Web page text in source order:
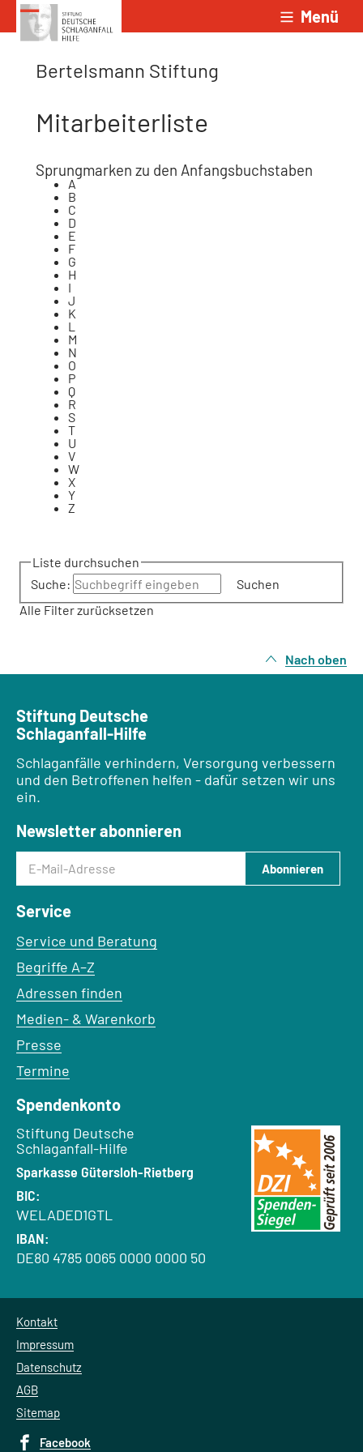
Zum Inhalt springen Menü
Bertelsmann Stiftung
Mitarbeiterliste
Sprungmarken zu den Anfangsbuchstaben
A
B
C
D
E
F
G
H
I
J
K
L
M
N
O
P
Q
R
S
T
U
V
W
X
Y
Z
Liste durchsuchen
Suche:
Suchen
Alle Filter zurücksetzen
Nach oben
Stiftung Deutsche
Schlaganfall-Hilfe
Schlaganfälle verhindern, Versorgung verbessern
und den Betroffenen helfen - dafür setzen wir uns
ein.
Newsletter abonnieren
E-Mail-Adresse
Abonnieren
Service
Service und Beratung
Begriffe A–Z
Adressen finden
Medien- & Warenkorb
Presse
Termine
Spendenkonto
Empfänger:
Stiftung Deutsche
Schlaganfall-Hilfe
Bank:
Sparkasse Gütersloh-Rietberg
BIC:
WELADED1GTL
IBAN:
DE80 4785 0065 0000 0000 50
Kontakt
Impressum
Datenschutz
AGB
Sitemap
Facebook